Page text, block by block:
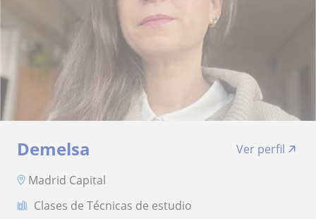
Demelsa
Ver perfil
Madrid Capital
Clases de Técnicas de estudio